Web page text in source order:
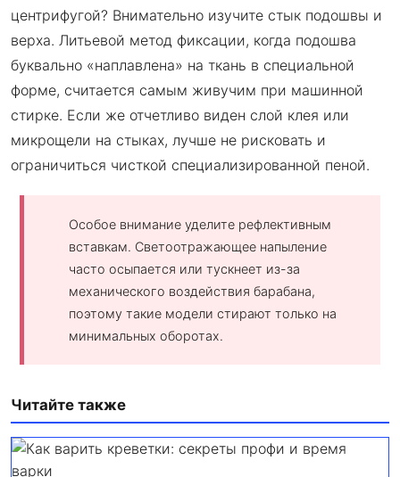
центрифугой? Внимательно изучите стык подошвы и
верха. Литьевой метод фиксации, когда подошва
буквально «наплавлена» на ткань в специальной
форме, считается самым живучим при машинной
стирке. Если же отчетливо виден слой клея или
микрощели на стыках, лучше не рисковать и
ограничиться чисткой специализированной пеной.
Особое внимание уделите рефлективным
вставкам. Светоотражающее напыление
часто осыпается или тускнеет из-за
механического воздействия барабана,
поэтому такие модели стирают только на
минимальных оборотах.
Читайте также